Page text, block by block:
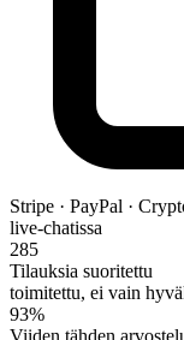
Stripe · PayPal ·
live-chatissa
285
Tilauksia suoritettu
toimitettu, ei vain
93%
Viiden tähden